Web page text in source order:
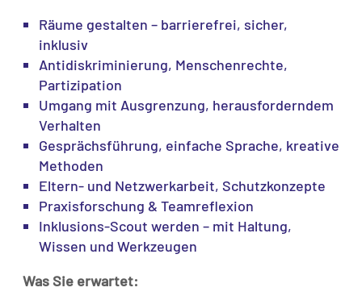
Räume gestalten – barrierefrei, sicher,
inklusiv
Antidiskriminierung, Menschenrechte,
Partizipation
Umgang mit Ausgrenzung, herausforderndem
Verhalten
Gesprächsführung, einfache Sprache, kreative
Methoden
Eltern- und Netzwerkarbeit, Schutzkonzepte
Praxisforschung & Teamreflexion
Inklusions-Scout werden – mit Haltung,
Wissen und Werkzeugen
Was Sie erwartet: